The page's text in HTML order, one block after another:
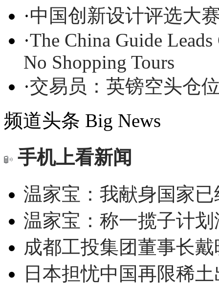
·中国创新设计评选大
·The China Guide
No Shopping Tours
·交易员：英镑空头仓
频道头条 Big News
手机上看新闻
温家宝：我献身国家
温家宝：称一揽子计
成都工投集团董事长
日本担忧中国再限稀